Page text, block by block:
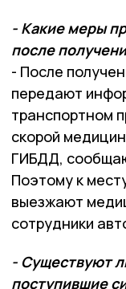
- Какие меры
после
- После
передают
транспортном
скорой
ГИБДД,
Поэтому к
выезжают
сотрудники
- Существуют
поступившие